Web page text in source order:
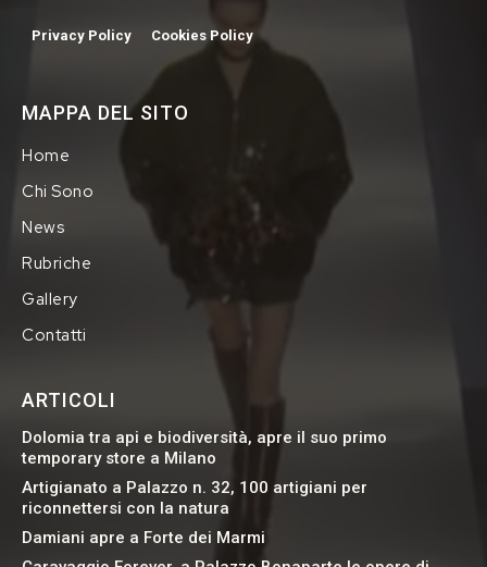
Privacy Policy Cookies Policy
MAPPA DEL SITO
Home
Chi Sono
News
Rubriche
Gallery
Contatti
ARTICOLI
Dolomia tra api e biodiversità, apre il suo primo
temporary store a Milano
Artigianato a Palazzo n. 32, 100 artigiani per
riconnettersi con la natura
Damiani apre a Forte dei Marmi